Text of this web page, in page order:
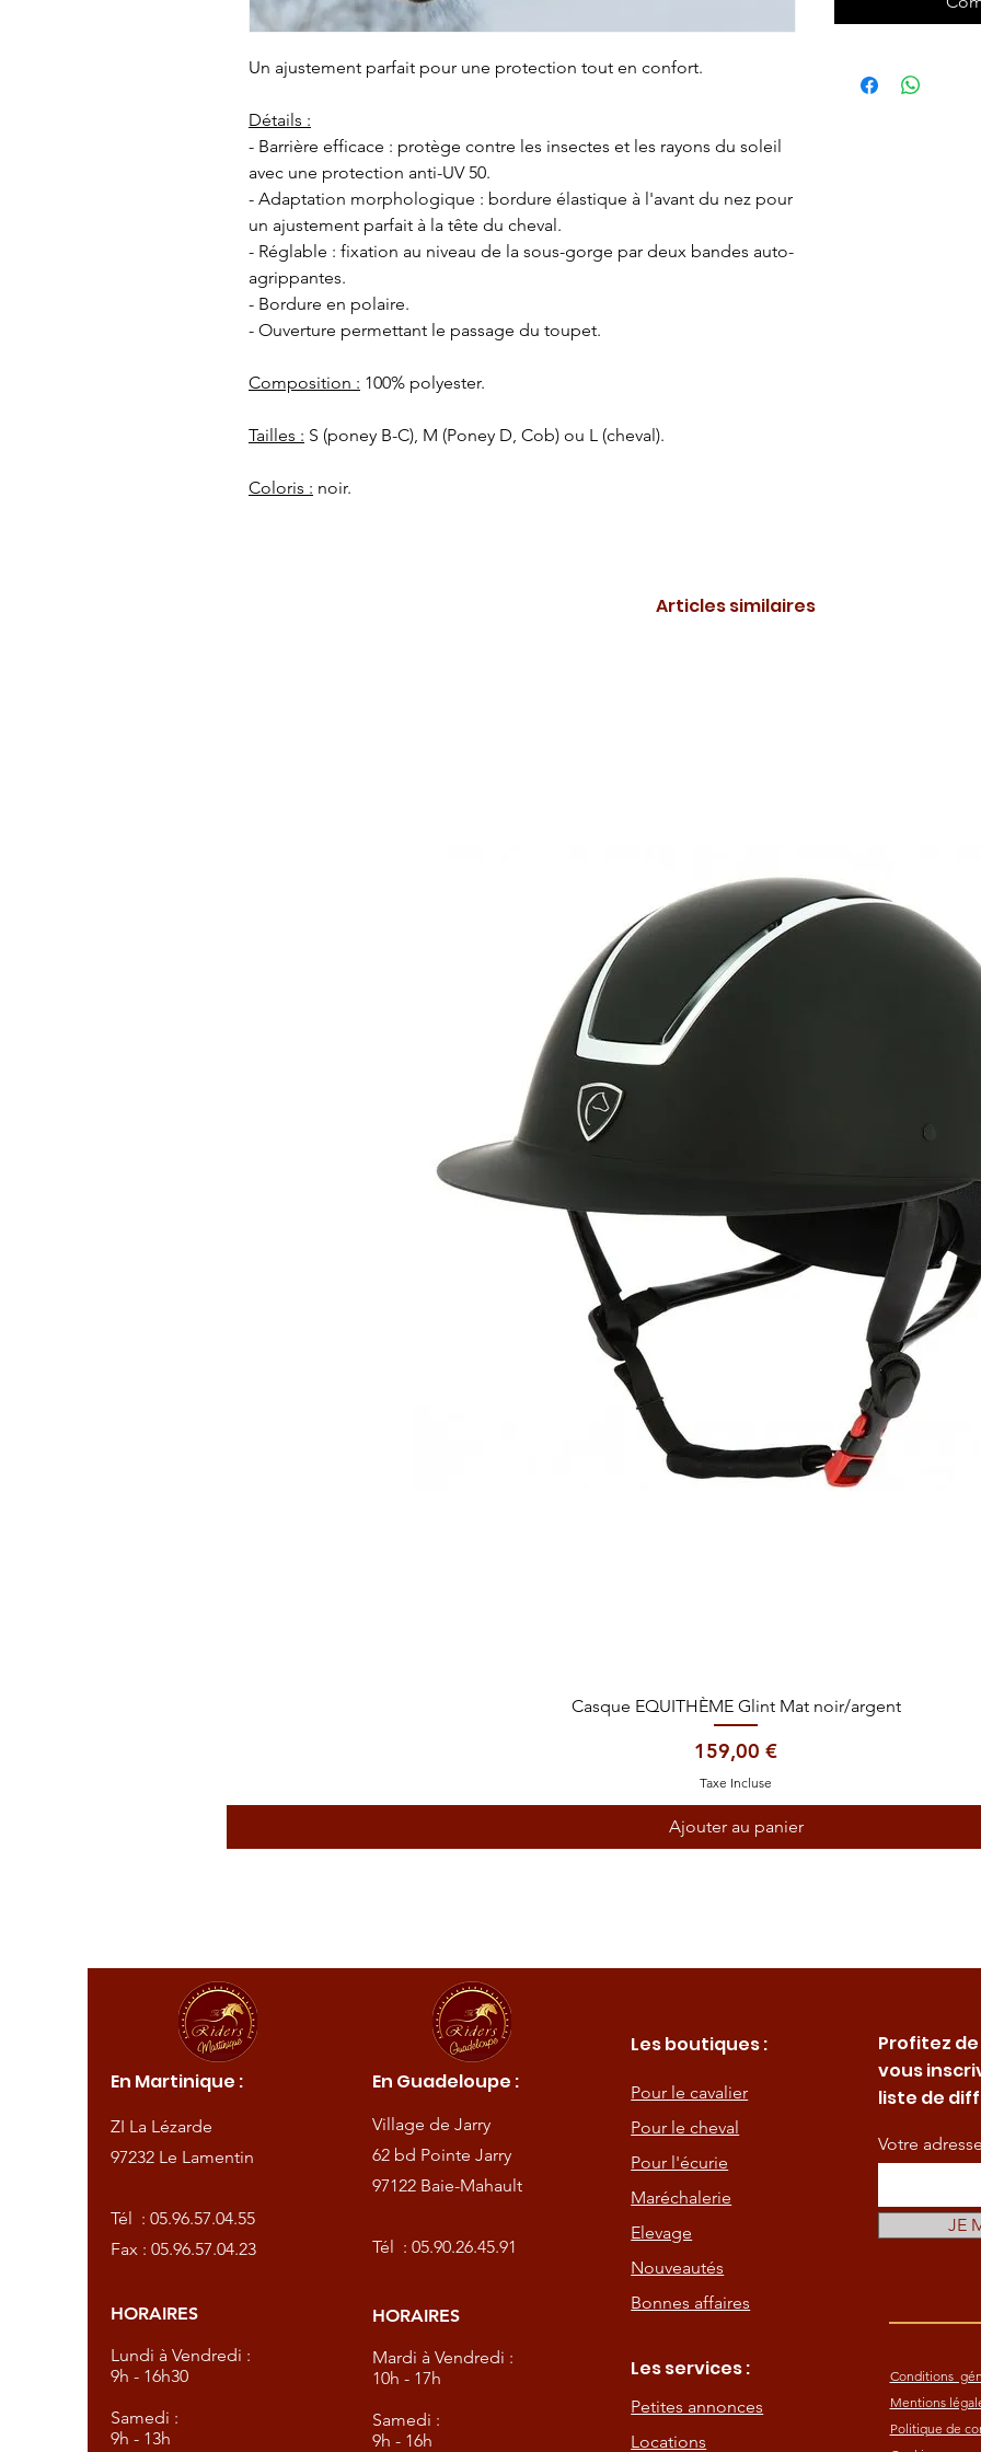
Un ajustement parfait pour une protection tout en confort.
Détails :
- Barrière efficace : protège contre les insectes et les rayons du soleil
avec une protection anti-UV 50.
- Adaptation morphologique : bordure élastique à l'avant du nez pour
un ajustement parfait à la tête du cheval.
- Réglable : fixation au niveau de la sous-gorge par deux bandes auto-
agrippantes.
- Bordure en polaire.
- Ouverture permettant le passage du toupet.
Composition : 100% polyester.
Tailles : S (poney B-C), M (Poney D, Cob) ou L (cheval).
Coloris : noir.
Articles similaires
Aperçu rapide
Casque EQUITHÈME Glint Mat noir/argent
Prix
159,00 €
Taxe Incluse
Ajouter au panier
En Martinique :
ZI La Lézarde
97232 Le Lamentin
Tél :05.96.57.04.55
Fax : 05.96.57.04.23
HORAIRES
Lundi à Vendredi :
9h - 16h30
Samedi :
9h - 13h
En Guadeloupe :
Village de Jarry
62 bd Pointe Jarry
97122 Baie-Mahault
Tél : 05.90.26.45.91
HORAIRES
Mardi à Vendredi :
10h - 17h
Samedi :
9h - 16h
Les boutiques :
Pour le cavalier
Pour le cheval
Pour l'écurie
Maréchalerie
Elevage
Nouveautés
Bonnes affaires
Les services :
Petites annonces
Locations
Profitez
vous
liste de
Votre
JE
Conditions
Mentions
Politique de